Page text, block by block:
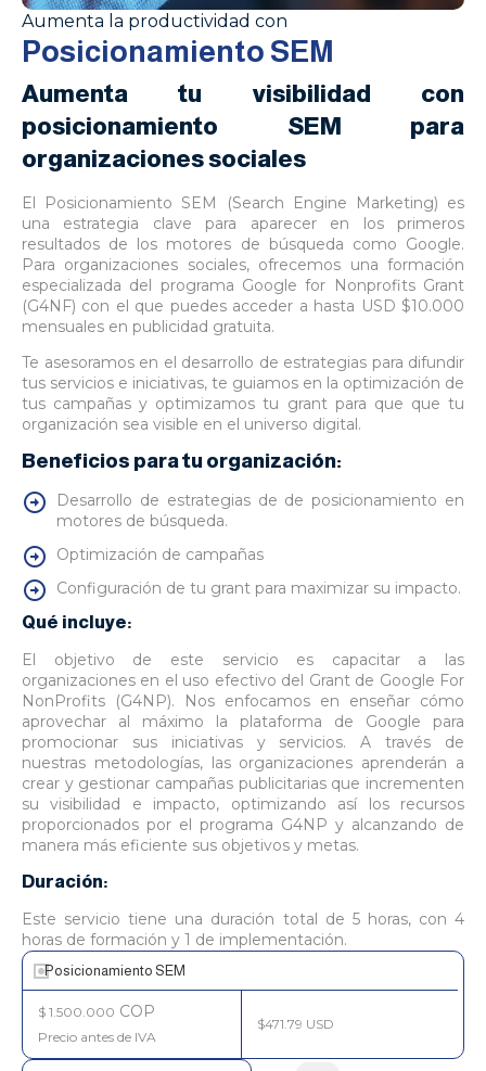
Aumenta la productividad con
Posicionamiento SEM
Aumenta tu visibilidad con
posicionamiento SEM para
organizaciones sociales
El Posicionamiento SEM (Search Engine Marketing) es
una estrategia clave para aparecer en los primeros
resultados de los motores de búsqueda como Google.
Para organizaciones sociales, ofrecemos una formación
especializada del programa Google for Nonprofits Grant
(G4NF) con el que puedes acceder a hasta USD $10.000
mensuales en publicidad gratuita.
Te asesoramos en el desarrollo de estrategias para difundir
tus servicios e iniciativas, te guiamos en la optimización de
tus campañas y optimizamos tu grant para que que tu
organización sea visible en el universo digital.
Beneficios para tu organización:
Desarrollo de estrategias de de posicionamiento en
motores de búsqueda.
Optimización de campañas
Configuración de tu grant para maximizar su impacto.
Qué incluye:
El objetivo de este servicio es capacitar a las
organizaciones en el uso efectivo del Grant de Google For
NonProfits (G4NP). Nos enfocamos en enseñar cómo
aprovechar al máximo la plataforma de Google para
promocionar sus iniciativas y servicios. A través de
nuestras metodologías, las organizaciones aprenderán a
crear y gestionar campañas publicitarias que incrementen
su visibilidad e impacto, optimizando así los recursos
proporcionados por el programa G4NP y alcanzando de
manera más eficiente sus objetivos y metas.
Duración:
Este servicio tiene una duración total de 5 horas, con 4
horas de formación y 1 de implementación.
Posicionamiento SEM
$ 1.500.000 COP
$471.79 USD